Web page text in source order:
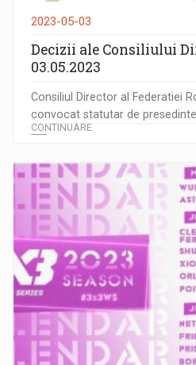
2023-05-03
Decizii ale Consiliului
03.05.2023
Consiliul Director al Federatiei
convocat statutar de
CONTINUARE